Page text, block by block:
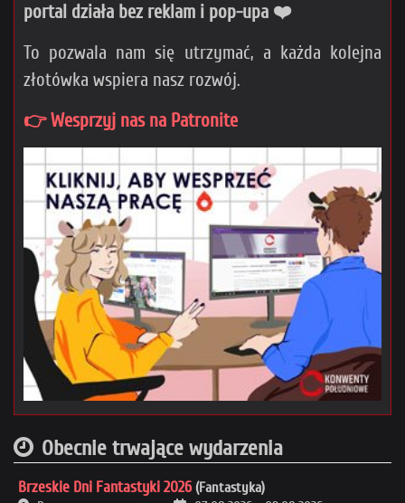
portal działa bez reklam i pop-upa ❤️
To pozwala nam się utrzymać, a każda kolejna
złotówka wspiera nasz rozwój.
👉 Wesprzyj nas na Patronite
Obecnie trwające wydarzenia
Brzeskie Dni Fantastyki 2026 (Fantastyka)